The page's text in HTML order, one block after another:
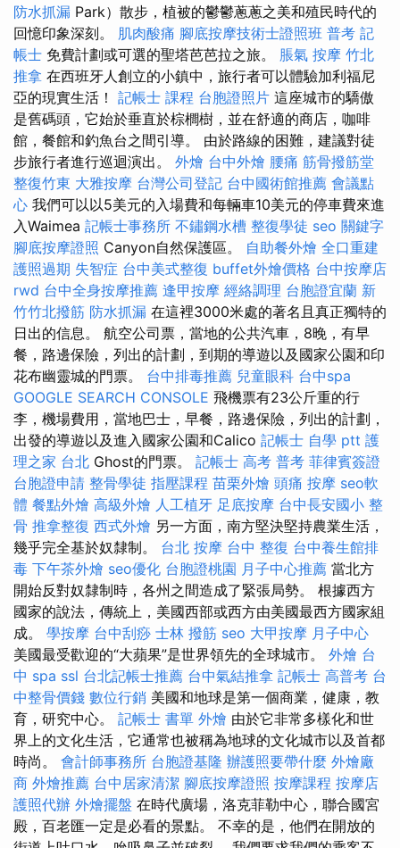
防水抓漏 Park）散步，植被的鬱鬱蔥蔥之美和殖民時代的
回憶印象深刻。 肌肉酸痛 腳底按摩技術士證照班 普考 記
帳士 免費計劃或可選的聖塔芭芭拉之旅。 脹氣 按摩 竹北
推拿 在西班牙人創立的小鎮中，旅行者可以體驗加利福尼
亞的現實生活！ 記帳士 課程 台胞證照片 這座城市的驕傲
是舊碼頭，它始於垂直於棕櫚樹，並在舒適的商店，咖啡
館，餐館和釣魚台之間引導。 由於路線的困難，建議對徒
步旅行者進行巡迴演出。 外燴 台中外燴 腰痛 筋骨撥筋堂
整復竹東 大雅按摩 台灣公司登記 台中國術館推薦 會議點
心 我們可以以5美元的入場費和每輛車10美元的停車費來進
入Waimea 記帳士事務所 不鏽鋼水槽 整復學徒 seo 關鍵字
腳底按摩證照 Canyon自然保護區。 自助餐外燴 全口重建
護照過期 失智症 台中美式整復 buffet外燴價格 台中按摩店
rwd 台中全身按摩推薦 逢甲按摩 經絡調理 台胞證宜蘭 新
竹竹北撥筋 防水抓漏 在這裡3000米處的著名且真正獨特的
日出的信息。 航空公司票，當地的公共汽車，8晚，有早
餐，路邊保險，列出的計劃，到期的導遊以及國家公園和印
花布幽靈城的門票。 台中排毒推薦 兒童眼科 台中spa
GOOGLE SEARCH CONSOLE 飛機票有23公斤重的行
李，機場費用，當地巴士，早餐，路邊保險，列出的計劃，
出發的導遊以及進入國家公園和Calico 記帳士 自學 ptt 護
理之家 台北 Ghost的門票。 記帳士 高考 普考 菲律賓簽證
台胞證申請 整骨學徒 指壓課程 苗栗外燴 頭痛 按摩 seo軟
體 餐點外燴 高級外燴 人工植牙 足底按摩 台中長安國小 整
骨 推拿整復 西式外燴 另一方面，南方堅決堅持農業生活，
幾乎完全基於奴隸制。 台北 按摩 台中 整復 台中養生館排
毒 下午茶外燴 seo優化 台胞證桃園 月子中心推薦 當北方
開始反對奴隸制時，各州之間造成了緊張局勢。 根據西方
國家的說法，傳統上，美國西部或西方由美國最西方國家組
成。 學按摩 台中刮痧 士林 撥筋 seo 大甲按摩 月子中心
美國最受歡迎的“大蘋果”是世界領先的全球城市。 外燴 台
中 spa ssl 台北記帳士推薦 台中氣結推拿 記帳士 高普考 台
中整骨價錢 數位行銷 美國和地球是第一個商業，健康，教
育，研究中心。 記帳士 書單 外燴 由於它非常多樣化和世
界上的文化生活，它通常也被稱為地球的文化城市以及首都
時尚。 會計師事務所 台胞證基隆 辦護照要帶什麼 外燴廠
商 外燴推薦 台中居家清潔 腳底按摩證照 按摩課程 按摩店
護照代辦 外燴擺盤 在時代廣場，洛克菲勒中心，聯合國宮
殿，百老匯一定是必看的景點。 不幸的是，他們在開放的